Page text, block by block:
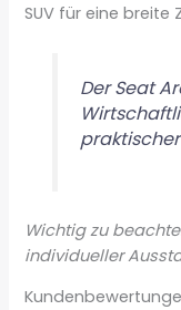
SUV für eine
Der Seat
Wichtig zu
individueller